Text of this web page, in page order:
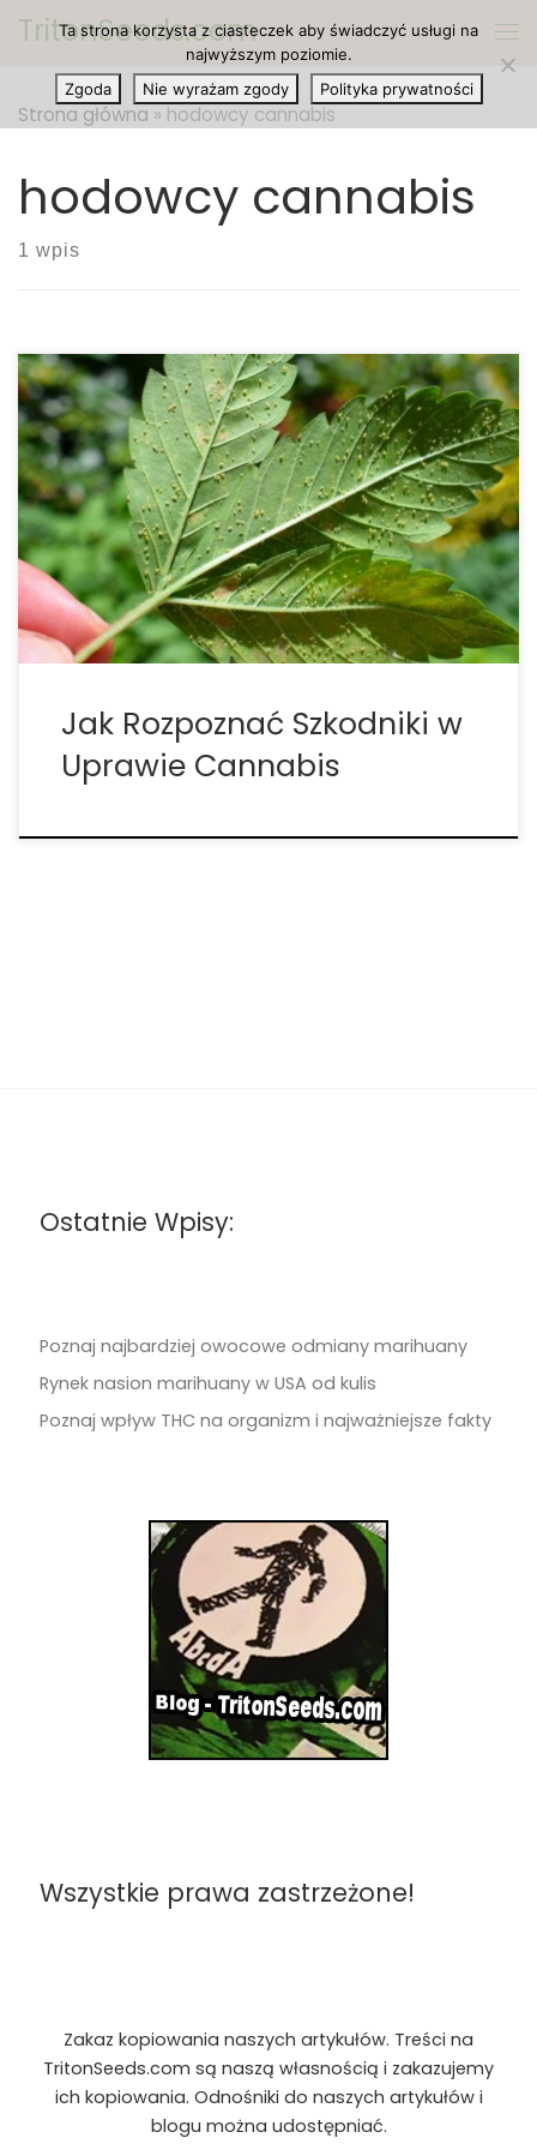
Przejdź do treści
TritonSeeds.com
Strona główna » hodowcy cannabis
hodowcy cannabis
1 wpis
Zarówno doświadczeni, jak i początkujący hodowcy
konopi wiedzą, że szkodniki mogą zrujnować plony,
bez względu na to, jak dobrze podlewane, karmione
czy pielęgnowane są rośliny. Jednym z kluczy do
upewnienia się, że twoje rośliny wyrosną na zdrowe,
wytrzymałe i nadające […]
Jak Rozpoznać Szkodniki w
Uprawie Cannabis
Ostatnie Wpisy:
Poznaj najbardziej owocowe odmiany marihuany
Rynek nasion marihuany w USA od kulis
Poznaj wpływ THC na organizm i najważniejsze fakty
Wszystkie prawa zastrzeżone!
Zakaz kopiowania naszych artykułów. Treści na
TritonSeeds.com są naszą własnością i zakazujemy
ich kopiowania. Odnośniki do naszych artykułów i
blogu można udostępniać.
Ta strona korzysta z ciasteczek aby świadczyć usługi na
najwyższym poziomie.
Zgoda
Nie wyrażam zgody Polityka prywatności